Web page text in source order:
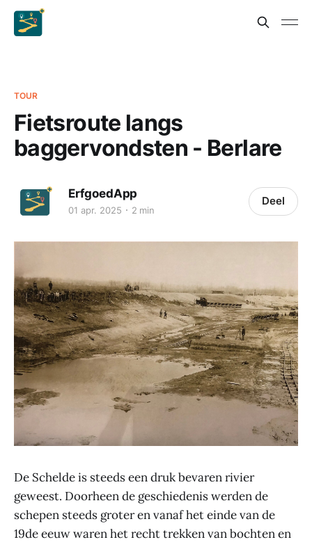
TOUR
Fietsroute langs
baggervondsten - Berlare
ErfgoedApp
01 apr. 2025 2 min
Deel
De Schelde is steeds een druk bevaren rivier
geweest. Doorheen de geschiedenis werden de
schepen steeds groter en vanaf het einde van de
19de eeuw waren het recht trekken van bochten en